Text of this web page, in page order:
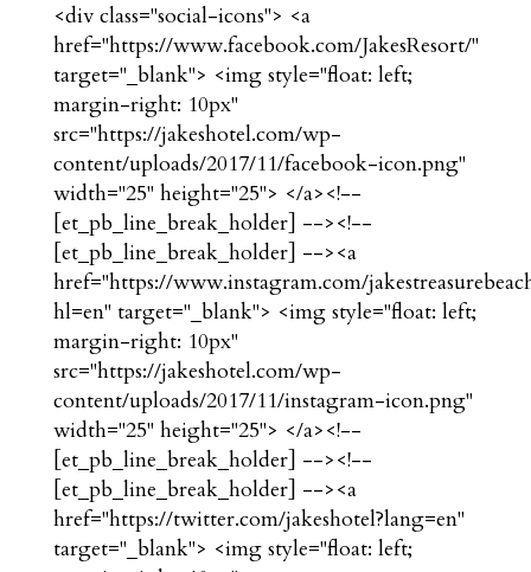
<div class="social-icons"> <a
href="https://www.facebook.com/JakesResort/"
target="_blank"> <img style="float: left;
margin-right: 10px"
src="https://jakeshotel.com/wp-
content/uploads/2017/11/facebook-icon.png"
width="25" height="25"> </a><!--
[et_pb_line_break_holder] --><!--
[et_pb_line_break_holder] --><a
href="https://www.instagram.com/
hl=en" target="_blank"> <img style="float: left;
margin-right: 10px"
src="https://jakeshotel.com/wp-
content/uploads/2017/11/instagram-icon.png"
width="25" height="25"> </a><!--
[et_pb_line_break_holder] --><!--
[et_pb_line_break_holder] --><a
href="https://twitter.com/jakeshotel?lang=en"
target="_blank"> <img style="float: left;